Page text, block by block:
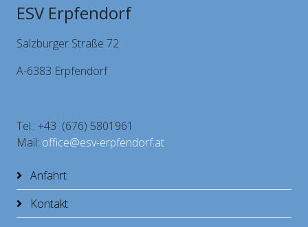
ESV Erpfendorf
Salzburger Straße 72
A-6383 Erpfendorf
Tel.: +43 (676) 5801961
Mail: office@esv-erpfendorf.at
Anfahrt
Kontakt